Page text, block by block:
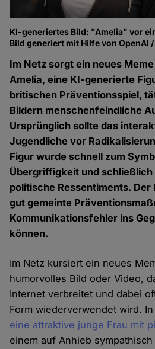
KI-generiertes Bild: "Amelia" vor
Bild generiert mit Hilfe von OpenAI /
Im Netz sorgt ein neues
Amelia, eine KI-generierte
britischen Präventionsspiel,
Bildern menschenfeindliche
Ursprünglich sollte das
Jugendliche vor
Figur wurde schnell zum
Übergriffigkeit und
politische Ressentiments. Der
gut gemeinte
Kommunikationsfehler ins
können.
Im Netz kursiert ein neues
humorvolles Bild oder Video,
Internet verbreitet und dabei
Form wiederverwendet wird.
eine attraktive junge Frau mit
einem auf Anhieb